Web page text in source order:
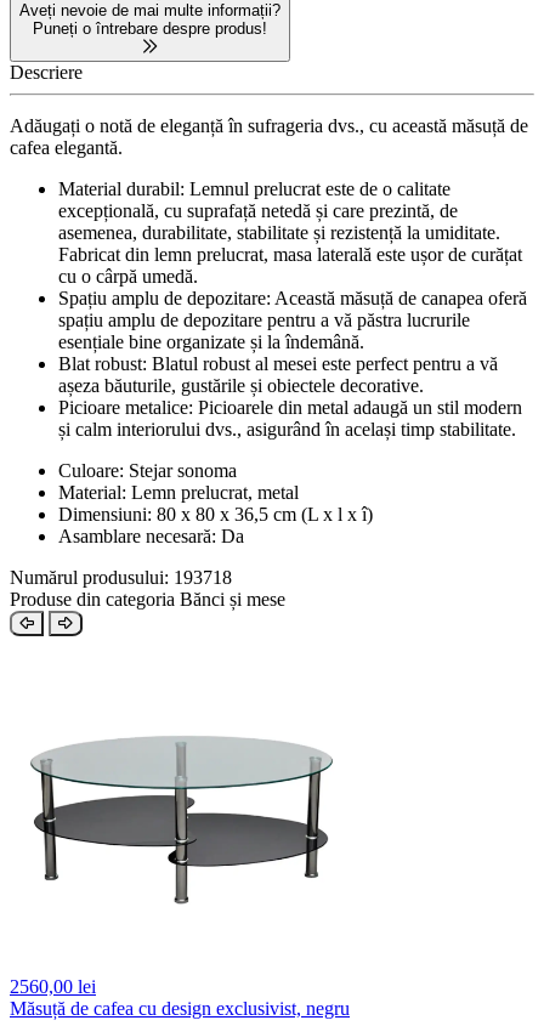
Aveți nevoie de mai multe informații?
Puneți o întrebare despre produs!
Descriere
Adăugați o notă de eleganță în sufrageria dvs., cu această măsuță de
cafea elegantă.
Material durabil: Lemnul prelucrat este de o calitate
excepțională, cu suprafață netedă și care prezintă, de
asemenea, durabilitate, stabilitate și rezistență la umiditate.
Fabricat din lemn prelucrat, masa laterală este ușor de curățat
cu o cârpă umedă.
Spațiu amplu de depozitare: Această măsuță de canapea oferă
spațiu amplu de depozitare pentru a vă păstra lucrurile
esențiale bine organizate și la îndemână.
Blat robust: Blatul robust al mesei este perfect pentru a vă
așeza băuturile, gustările și obiectele decorative.
Picioare metalice: Picioarele din metal adaugă un stil modern
și calm interiorului dvs., asigurând în același timp stabilitate.
Culoare: Stejar sonoma
Material: Lemn prelucrat, metal
Dimensiuni: 80 x 80 x 36,5 cm (L x l x î)
Asamblare necesară: Da
Numărul produsului: 193718
Produse din categoria Bănci și mese
2560,00 lei
Măsuță de cafea cu design exclusivist, negru